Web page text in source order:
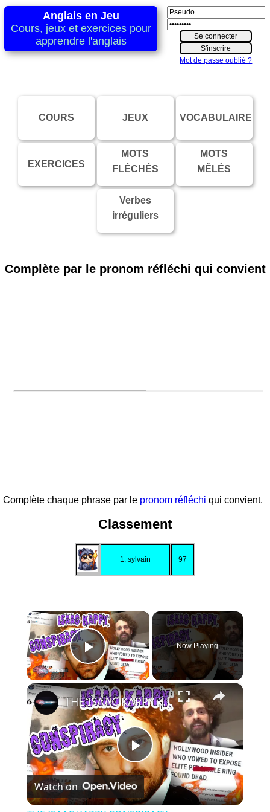
Anglais en Jeu
Cours, jeux et exercices pour
apprendre l'anglais
Mot de passe oublié ?
COURS JEUX VOCABULAIRE
EXERCICES
MOTS
FLÉCHÉS
MOTS
MÊLÉS
Verbes
irréguliers
Complète par le pronom réfléchi qui convient
Complète chaque phrase par le pronom réfléchi qui convient.
Classement
1. sylvain 97
×
Play Video
Now Playing
×
Play
Video
THE ISAAC KAPPY CONSPIRACY
Watch on